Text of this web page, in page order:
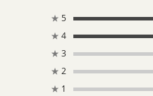
★ 5
★ 4
★ 3
★ 2
★ 1